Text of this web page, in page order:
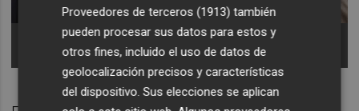
Mompó y Pérez Llorca, juntos en un acto
reciente. Foto: EP/ROBER SOLSONA
Proveedores de terceros (1913) también
pueden procesar sus datos para estos y
otros fines, incluido el uso de datos de
geolocalización precisos y características
del dispositivo. Sus elecciones se aplican